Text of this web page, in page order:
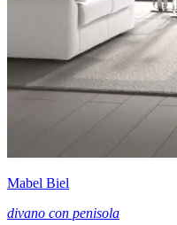
Mabel Biel
divano con penisola